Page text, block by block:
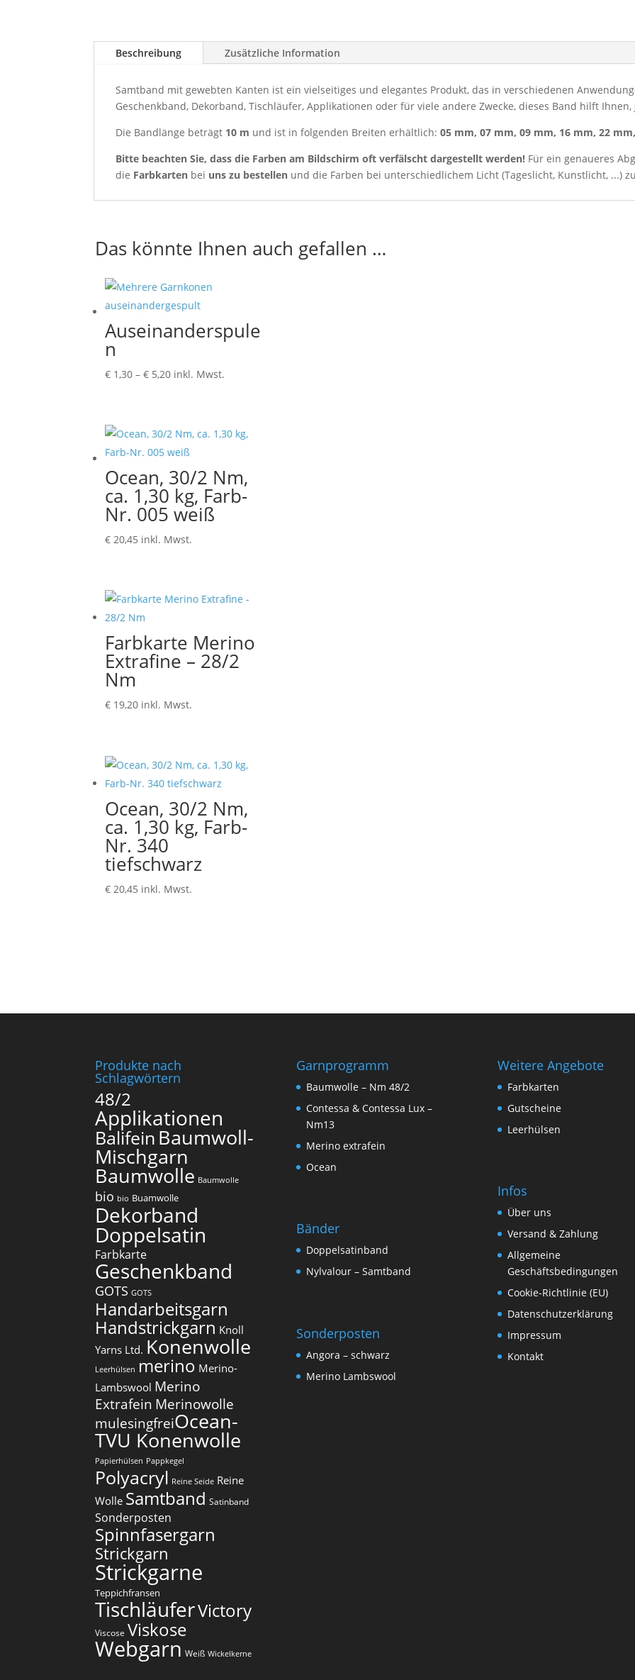
Beschreibung Zusätzliche Information
Samtband mit gewebten Kanten ist ein vielseitiges und elegantes Produkt, das in verschiedenen
Geschenkband, Dekorband, Tischläufer, Applikationen oder für viele andere Zwecke, dieses Band hilft
Die Bandlänge beträgt 10 m und ist in folgenden Breiten erhältlich: 05 mm, 07 mm, 09 mm, 16 mm, 22
Bitte beachten Sie, dass die Farben am Bildschirm oft verfälscht dargestellt werden! Für ein genaueres
die Farbkarten bei uns zu bestellen und die Farben bei unterschiedlichem Licht (Tageslicht, Kunstlicht, ...)
Das könnte Ihnen auch gefallen …
Auseinanderspule
n
€ 1,30 –€ 5,20Preisspanne:
€ 5,20
inkl. Mwst.
Ocean, 30/2 Nm,
ca. 1,30 kg, Farb-
Nr. 005 weiß
€ 20,45 inkl. Mwst.
Farbkarte Merino
Extrafine – 28/2
Nm
€ 19,20 inkl. Mwst.
Ocean, 30/2 Nm,
ca. 1,30 kg, Farb-
Nr. 340
tiefschwarz
€ 20,45 inkl. Mwst.
Produkte nach
Schlagwörtern
48/2
Applikationen
Balifein Baumwoll-
Mischgarn
Baumwolle Baumwolle
bio bio Buamwolle
Dekorband
Doppelsatin
Farbkarte
Geschenkband
GOTS GOTS
Handarbeitsgarn
Handstrickgarn Knoll
Yarns Ltd. Konenwolle
Leerhülsen merino Merino-
Lambswool Merino
Extrafein Merinowolle
mulesingfrei​Ocean-
TVU Konenwolle
Papierhülsen Pappkegel
Polyacryl Reine Seide Reine
Wolle Samtband Satinband
Sonderposten
Spinnfasergarn
Strickgarn
Strickgarne
Teppichfransen
TischläuferVictory
Viscose Viskose
Webgarn Weiß Wickelkerne
Garnprogramm
Baumwolle – Nm 48/2
Contessa & Contessa Lux –
Nm13
Merino extrafein
Ocean
Bänder
Doppelsatinband
Nylvalour – Samtband
Sonderposten
Angora – schwarz
Merino Lambswool
Weitere Angebote
Farbkarten
Gutscheine
Leerhülsen
Infos
Über uns
Versand & Zahlung
Allgemeine
Geschäftsbedingungen
Cookie-Richtlinie (EU)
Datenschutzerklärung
Impressum
Kontakt